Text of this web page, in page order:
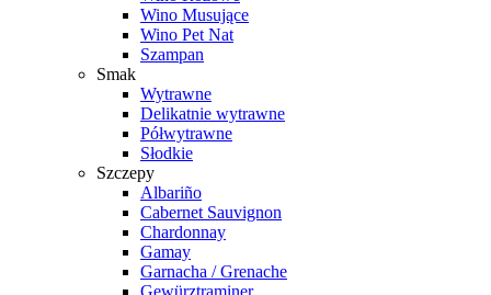
Wino Musujące
Wino Pet Nat
Szampan
Smak
Wytrawne
Delikatnie wytrawne
Półwytrawne
Słodkie
Szczepy
Albariño
Cabernet Sauvignon
Chardonnay
Gamay
Garnacha / Grenache
Gewürztraminer